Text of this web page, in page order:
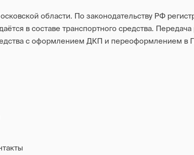
области. По законодательству РФ
в составе транспортного средства. Передача
с оформлением ДКП и переоформлением